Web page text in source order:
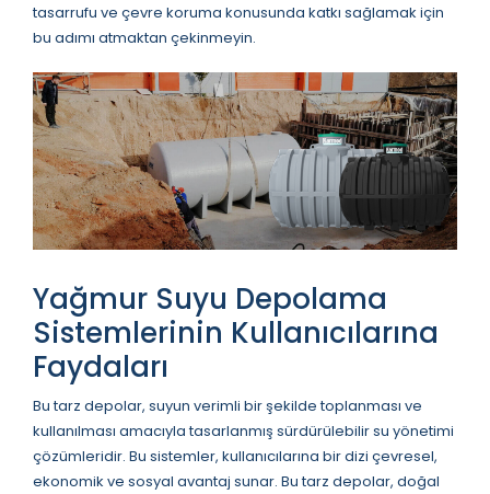
tasarrufu ve çevre koruma konusunda katkı sağlamak için
bu adımı atmaktan çekinmeyin.
Yağmur Suyu Depolama
Sistemlerinin Kullanıcılarına
Faydaları
Bu tarz depolar, suyun verimli bir şekilde toplanması ve
kullanılması amacıyla tasarlanmış sürdürülebilir su yönetimi
çözümleridir. Bu sistemler, kullanıcılarına bir dizi çevresel,
ekonomik ve sosyal avantaj sunar. Bu tarz depolar, doğal